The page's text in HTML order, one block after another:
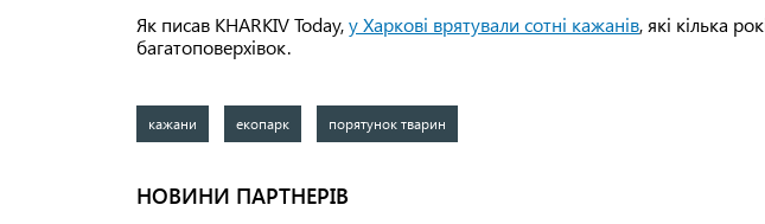
Як писав KHARKIV Today,у Харкові врятували сотні кажанів, які кілька
багатоповерхівок.
кажани екопарк порятунок тварин